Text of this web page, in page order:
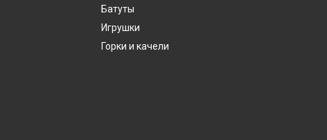
Батуты
Игрушки
Горки и качели